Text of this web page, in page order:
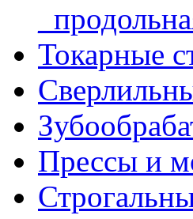
Токарные
Прессы и